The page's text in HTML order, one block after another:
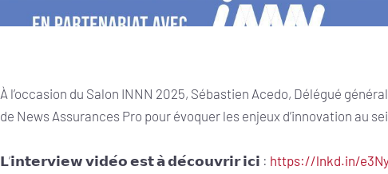
À l’occasion du Salon INNN 2025, Sébastien Acedo, Délégué
de News Assurances Pro pour évoquer les enjeux d’innovation au
𝗟’𝗶𝗻𝘁𝗲𝗿𝘃𝗶𝗲𝘄 𝘃𝗶𝗱𝗲́𝗼 𝗲𝘀𝘁 𝗮̀ 𝗱𝗲́𝗰𝗼𝘂𝘃𝗿𝗶𝗿 𝗶𝗰𝗶 : https://lnkd.in/